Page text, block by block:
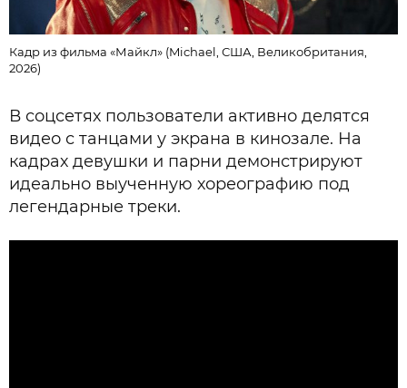
Кадр из фильма «Майкл» (Michael, США, Великобритания,
2026)
В соцсетях пользователи активно делятся
видео с танцами у экрана в кинозале. На
кадрах девушки и парни демонстрируют
идеально выученную хореографию под
легендарные треки.